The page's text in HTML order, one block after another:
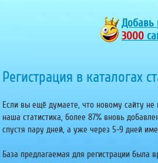
Добавь
3000
Регистрация в каталогах
Если вы ещё думаете, что новому сайту не
наша статистика, более 87% вновь
спустя пару дней, а уже через 5-9 дней
База предлагаемая для регистрации была